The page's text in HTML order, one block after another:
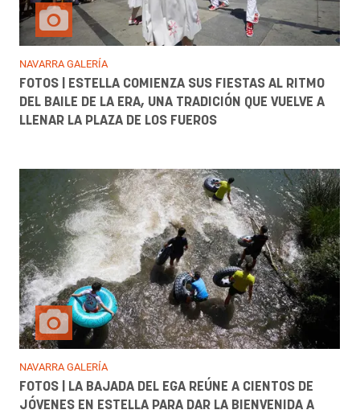
NAVARRA GALERÍA
FOTOS | ESTELLA COMIENZA SUS FIESTAS AL RITMO
DEL BAILE DE LA ERA, UNA TRADICIÓN QUE VUELVE A
LLENAR LA PLAZA DE LOS FUEROS
NAVARRA GALERÍA
FOTOS | LA BAJADA DEL EGA REÚNE A CIENTOS DE
JÓVENES EN ESTELLA PARA DAR LA BIENVENIDA A